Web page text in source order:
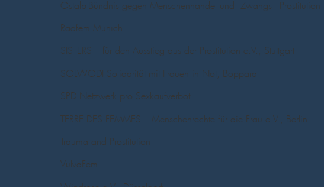
Ostalb-Bündnis gegen Menschenhandel und |Zwangs-| Prostitution
Radfem Munich
SISTERS – für den Ausstieg aus der Prostitution e.V., Stuttgart
SOLWODI Solidarität mit Frauen in Not, Boppard
SPD Netzwerk pro Sexkaufverbot
TERRE DES FEMMES – Menschenrechte für die Frau e.V., Berlin
Trauma and Prostitution
VulvaFem